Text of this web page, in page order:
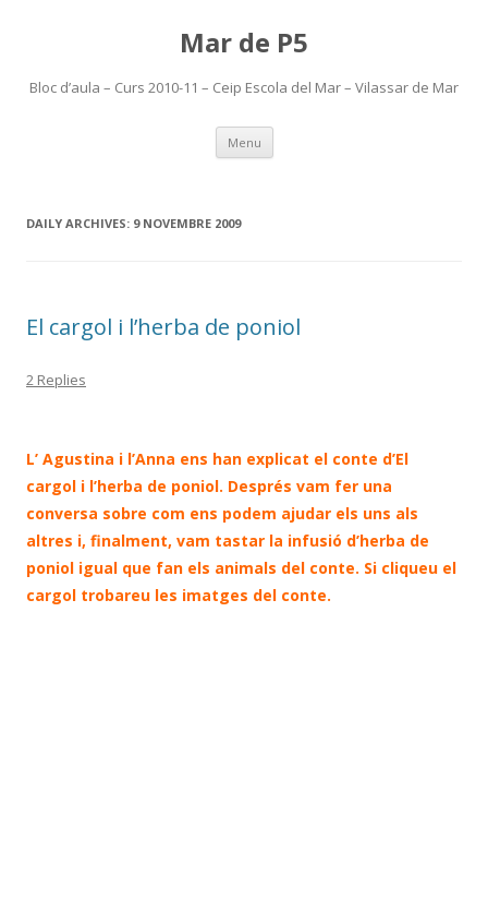
Mar de P5
Bloc d’aula – Curs 2010-11 – Ceip Escola del Mar – Vilassar de Mar
Menu Skip
content
DAILY ARCHIVES: 9 NOVEMBRE 2009
El cargol i l’herba de poniol
2 Replies
L’ Agustina i l’Anna ens han explicat el conte d’El
cargol i l’herba de poniol. Després vam fer una
conversa sobre com ens podem ajudar els uns als
altres i, finalment, vam tastar la infusió d’herba de
poniol igual que fan els animals del conte. Si cliqueu el
cargol trobareu les imatges del conte.